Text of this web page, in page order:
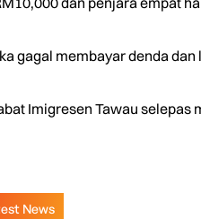
gagal membayar denda
Imigresen Tawau selepas
News